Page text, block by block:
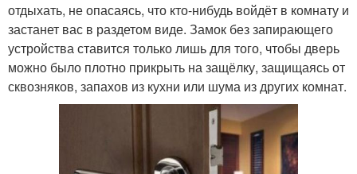
отдыхать, не опасаясь, что кто-нибудь войдёт в комнату и
застанет вас в раздетом виде. Замок без запирающего
устройства ставится только лишь для того, чтобы дверь
можно было плотно прикрыть на защёлку, защищаясь от
сквозняков, запахов из кухни или шума из других комнат.